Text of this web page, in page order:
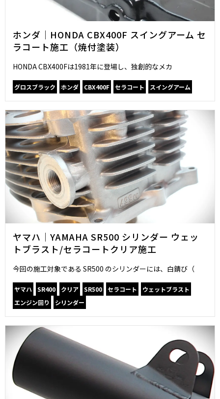
ホンダ｜HONDA CBX400F スイングアーム セ
ラコート施工（焼付塗装）
HONDA CBX400Fは1981年に登場し、独創的なメカ
グロスブラック ホンダ CBX400F セラコート スイングアーム
ヤマハ｜YAMAHA SR500 シリンダー ウェッ
トブラスト/セラコートクリア施工
今回の施工対象である SR500 のシリンダーには、白錆び（
ヤマハ SR400 クリア SR500 セラコート
ウェットブラスト
エンジン回り
シリンダー